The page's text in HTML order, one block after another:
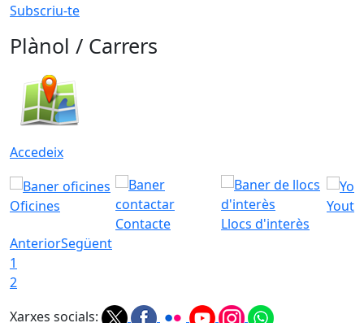
Subscriu-te
Plànol / Carrers
Accedeix
Oficines
Contacte
Llocs d'interès
AnteriorSegüent
1
2
Xarxes socials: